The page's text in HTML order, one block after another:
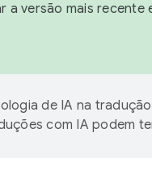
a versão mais recente
de IA na
com IA podem